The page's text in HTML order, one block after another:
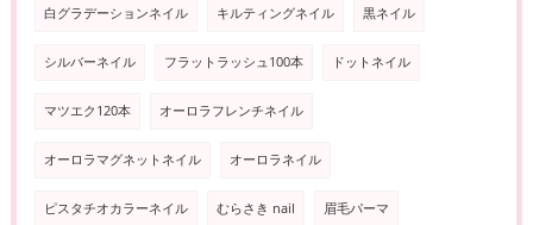
白グラデーションネイル キルティングネイル 黒ネイル
シルバーネイル フラットラッシュ100本 ドットネイル
マツエク120本 オーロラフレンチネイル
オーロラマグネットネイル オーロラネイル
ピスタチオカラーネイル むらさき nail 眉毛パーマ